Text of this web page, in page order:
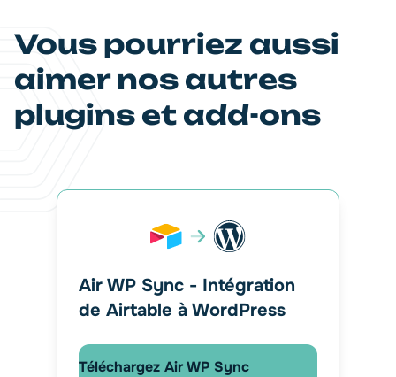
Vous pourriez aussi
aimer nos autres
plugins et add-ons
Air WP Sync - Intégration
de Airtable à WordPress
Téléchargez Air WP Sync